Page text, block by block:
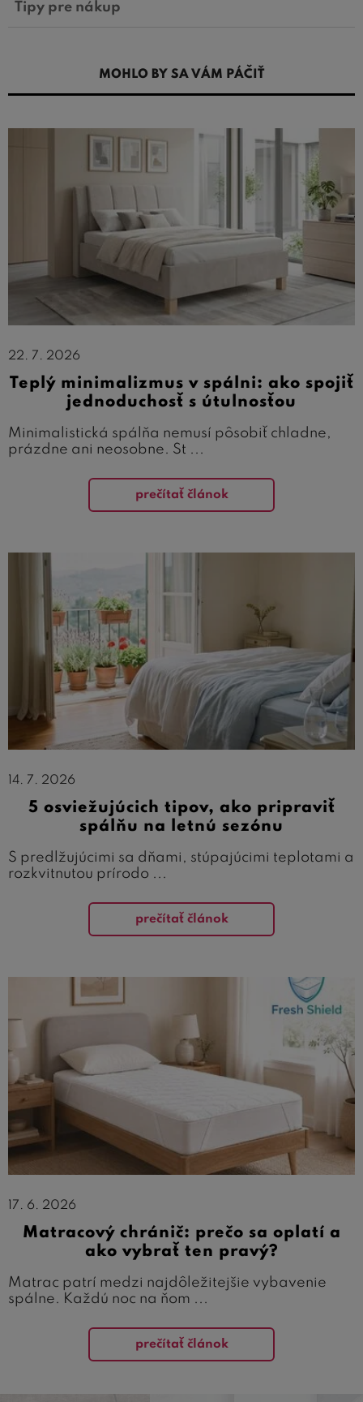
Tipy pre nákup
MOHLO BY SA VÁM PÁČIŤ
22. 7. 2026
Teplý minimalizmus v spálni: ako spojiť
jednoduchosť s útulnosťou
Minimalistická spálňa nemusí pôsobiť chladne,
prázdne ani neosobne. St ...
prečítať článok
14. 7. 2026
5 osviežujúcich tipov, ako pripraviť
spálňu na letnú sezónu
S predlžujúcimi sa dňami, stúpajúcimi teplotami a
rozkvitnutou prírodo ...
prečítať článok
17. 6. 2026
Matracový chránič: prečo sa oplatí a
ako vybrať ten pravý?
Matrac patrí medzi najdôležitejšie vybavenie
spálne. Každú noc na ňom ...
prečítať článok